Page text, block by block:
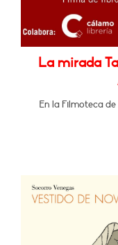
La mirada
En la Filmoteca